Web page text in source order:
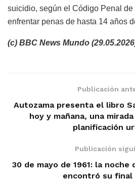
suicidio, según el Código Penal
enfrentar penas de hasta 14 años
(c) BBC News Mundo
Publicación
Autozama presenta el libro
hoy y mañana, una
planificación
Publicación
30 de mayo de 1961: la
encontró su final